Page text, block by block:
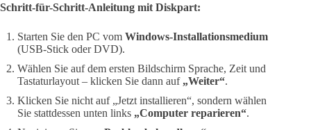
Schritt-für-Schritt-Anleitung mit Diskpart:
Starten Sie den PC vom Windows-Installationsmedium
(USB-Stick oder DVD).
Wählen Sie auf dem ersten Bildschirm Sprache, Zeit und
Tastaturlayout – klicken Sie dann auf „Weiter“.
Klicken Sie nicht auf „Jetzt installieren“, sondern wählen
Sie stattdessen unten links „Computer reparieren“.